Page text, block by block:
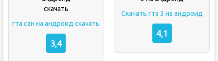
гта сан на андроид скачать
3,4
Скачать гта 3 на андроид
4,1